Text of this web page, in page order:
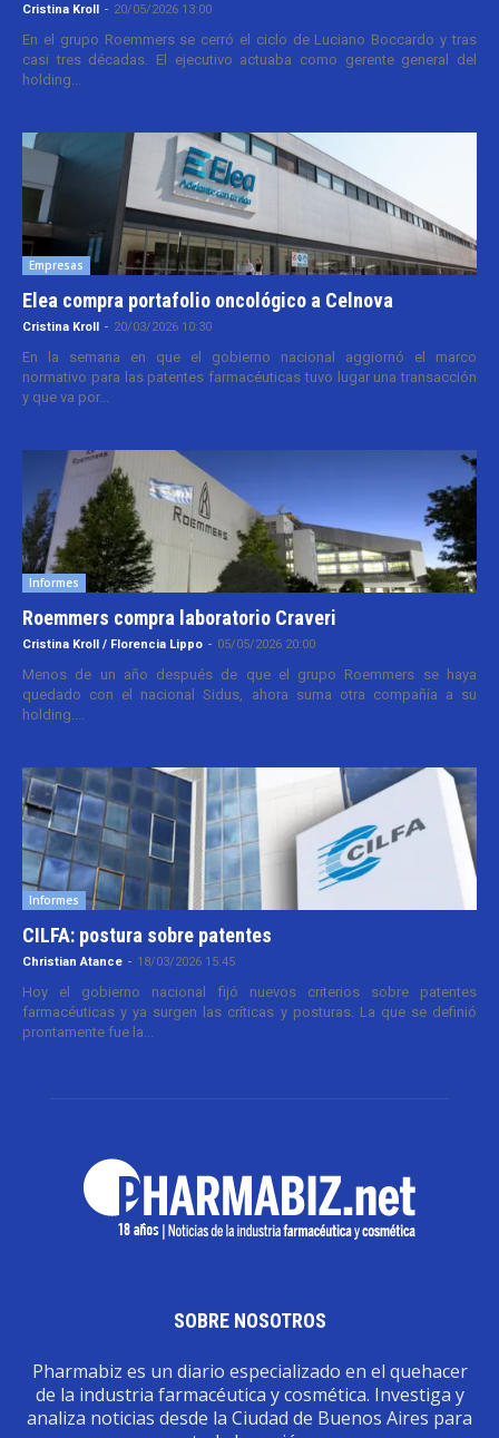
Cristina Kroll - 20/05/2026 13:00
En el grupo Roemmers se cerró el ciclo de Luciano Boccardo y tras
casi tres décadas. El ejecutivo actuaba como gerente general del
holding...
Empresas
Elea compra portafolio oncológico a Celnova
Cristina Kroll - 20/03/2026 10:30
En la semana en que el gobierno nacional aggiornó el marco
normativo para las patentes farmacéuticas tuvo lugar una transacción
y que va por...
Informes
Roemmers compra laboratorio Craveri
Cristina Kroll / Florencia Lippo - 05/05/2026 20:00
Menos de un año después de que el grupo Roemmers se haya
quedado con el nacional Sidus, ahora suma otra compañía a su
holding....
Informes
CILFA: postura sobre patentes
Christian Atance - 18/03/2026 15:45
Hoy el gobierno nacional fijó nuevos criterios sobre patentes
farmacéuticas y ya surgen las críticas y posturas. La que se definió
prontamente fue la...
SOBRE NOSOTROS
Pharmabiz es un diario especializado en el quehacer
de la industria farmacéutica y cosmética. Investiga y
analiza noticias desde la Ciudad de Buenos Aires para